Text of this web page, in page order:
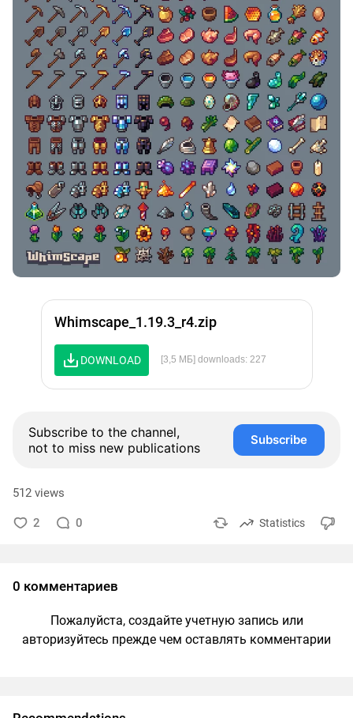
Whimscape_1.19.3_r4.zip
DOWNLOAD [3,5 МБ] downloads: 227
Subscribe to the channel,
not to miss new publications
Subscribe
512 views
2 0 Statistics
0 комментариев
Пожалуйста, создайте учетную запись или
авторизуйтесь прежде чем оставлять комментарии